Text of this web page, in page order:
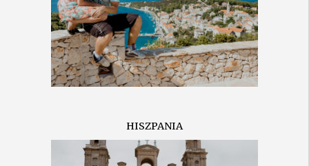
HISZPANIA